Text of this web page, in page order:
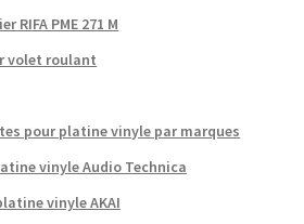
RIFA PME 271 M
volet roulant
pour platine vinyle par marques
vinyle Audio Technica
vinyle AKAI